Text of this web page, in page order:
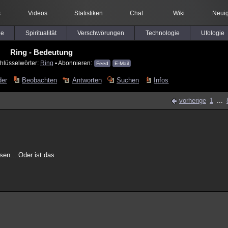
Videos Statistiken Chat Wiki
Spiritualität Verschwörungen Technologie Ufologie
Ring - Bedeutung
Ring ▪ Abonnieren: Feed E-Mail
Beobachten Antworten Suchen Infos
vorherige 1 ...
ist das